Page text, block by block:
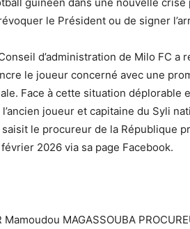
le Président ou de signer
d’administration de Milo FC a
le joueur concerné avec une
Face à cette situation déplorable
joueur et capitaine du Syli
saisit le procureur de la République
2026 via sa page Facebook.
Mamoudou MAGASSOUBA